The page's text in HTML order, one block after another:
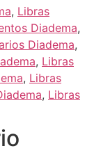
, Libras
Diadema,
Diadema,
, Libras
, Libras
, Libras